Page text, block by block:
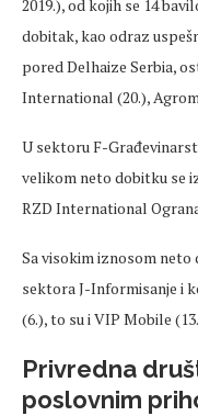
2019.), od kojih se 14
dobitak, kao odraz
pored Delhaize Serbia,
International (20.),
U sektoru F-
velikom neto dobitku se
RZD International
Sa visokim iznosom neto
sektora J-Informisanje i
(6.), to su i VIP Mobile
Privredna
poslovnim